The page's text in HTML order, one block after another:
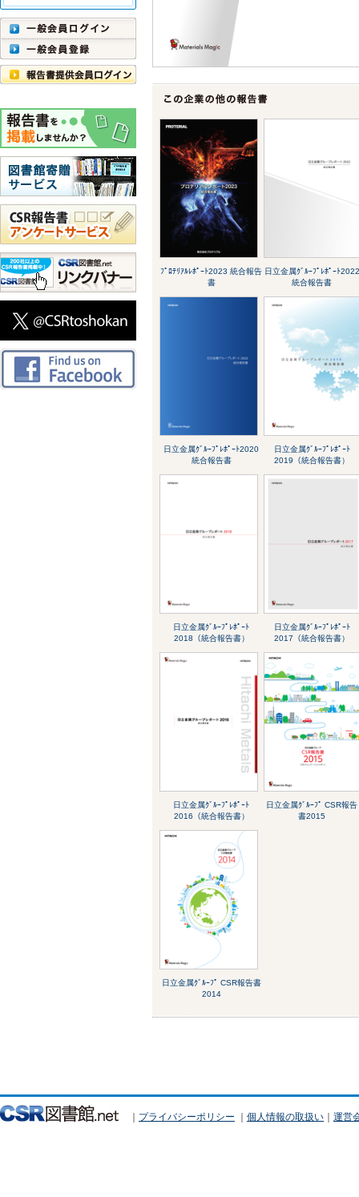
ﾌﾟﾛﾃﾘｱﾙﾚﾎﾟｰﾄ2023 統合報告
書
日立金属ｸﾞﾙｰﾌﾟﾚﾎﾟｰﾄ2022
統合報告書
日立金属ｸﾞﾙｰﾌﾟﾚﾎﾟｰﾄ2020
統合報告書
日立金属ｸﾞﾙｰﾌﾟﾚﾎﾟｰﾄ
2019（統合報告書）
日立金属ｸﾞﾙｰﾌﾟﾚﾎﾟｰﾄ
2018（統合報告書）
日立金属ｸﾞﾙｰﾌﾟﾚﾎﾟｰﾄ
2017（統合報告書）
日立金属ｸﾞﾙｰﾌﾟﾚﾎﾟｰﾄ
2016（統合報告書）
日立金属ｸﾞﾙｰﾌﾟ CSR報告
書2015
日立金属ｸﾞﾙｰﾌﾟ CSR報告書
2014
｜ プライバシーポリシー ｜ 個人情報の取扱い ｜ 運営